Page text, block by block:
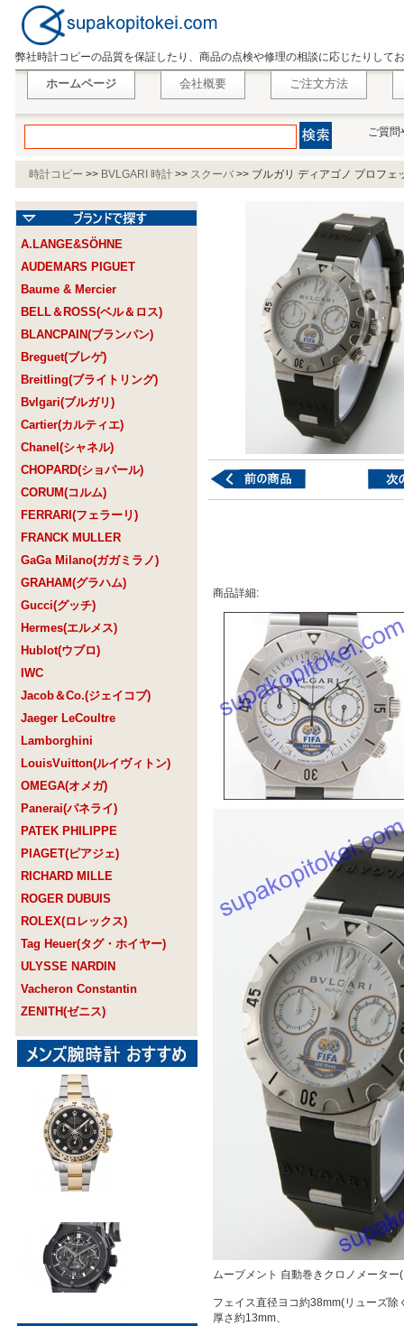
弊社時計コピーの品質を保証したり、商品の点検や修理の相談に応じたりして
ホームページ 会社概要 ご注文方法
ご質問
時計コピー >> BVLGARI 時計 >> スクーバ >> ブルガリ ディアゴノ プロフェ
A.LANGE&SÖHNE
AUDEMARS PIGUET
Baume & Mercier
BELL＆ROSS(ベル＆ロス)
BLANCPAIN(ブランパン)
Breguet(ブレゲ)
Breitling(ブライトリング)
Bvlgari(ブルガリ)
Cartier(カルティエ)
Chanel(シャネル)
CHOPARD(ショパール)
CORUM(コルム)
FERRARI(フェラーリ)
FRANCK MULLER
GaGa Milano(ガガミラノ)
GRAHAM(グラハム)
Gucci(グッチ)
Hermes(エルメス)
Hublot(ウブロ)
IWC
Jacob＆Co.(ジェイコブ)
Jaeger LeCoultre
Lamborghini
LouisVuitton(ルイヴィトン)
OMEGA(オメガ)
Panerai(パネライ)
PATEK PHILIPPE
PIAGET(ピアジェ)
RICHARD MILLE
ROGER DUBUIS
ROLEX(ロレックス)
Tag Heuer(タグ・ホイヤー)
ULYSSE NARDIN
Vacheron Constantin
ZENITH(ゼニス)
商品詳細:
ムーブメント 自動巻きクロノメーター
フェイス直径ヨコ約38mm(リューズ除
厚さ約13mm、